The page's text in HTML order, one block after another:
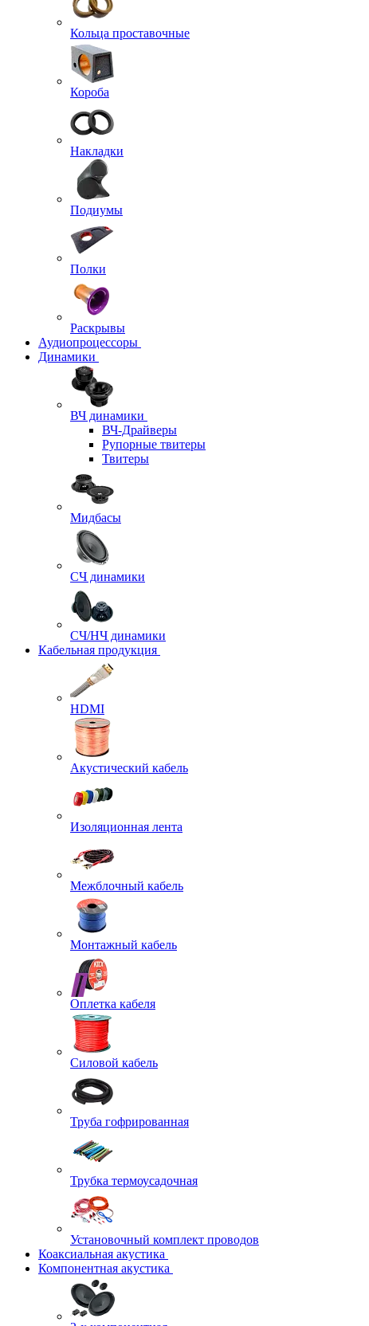
Кольца проставочные
Короба
Накладки
Подиумы
Полки
Раскрывы
Аудиопроцессоры
Динамики
ВЧ динамики
ВЧ-Драйверы
Рупорные твитеры
Твитеры
Мидбасы
СЧ динамики
СЧ/НЧ динамики
Кабельная продукция
HDMI
Акустический кабель
Изоляционная лента
Межблочный кабель
Монтажный кабель
Оплетка кабеля
Силовой кабель
Труба гофрированная
Трубка термоусадочная
Установочный комплект проводов
Коаксиальная акустика
Компонентная акустика